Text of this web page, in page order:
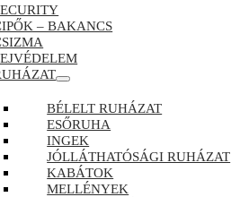
– BAKANCS
BÉLELT RUHÁZAT
ESŐRUHA
INGEK
JÓLLÁTHATÓSÁGI RUHÁZAT
KABÁTOK
MELLÉNYEK